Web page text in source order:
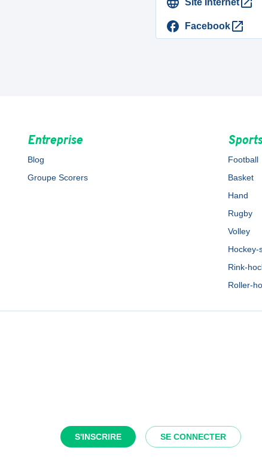
S'INSCRIRE SE CONNECTER
Site Internet
Facebook
Entreprise
Blog
Groupe Scorers
Football
Basket
Hand
Rugby
Volley
Hockey-
Rink-
Roller-